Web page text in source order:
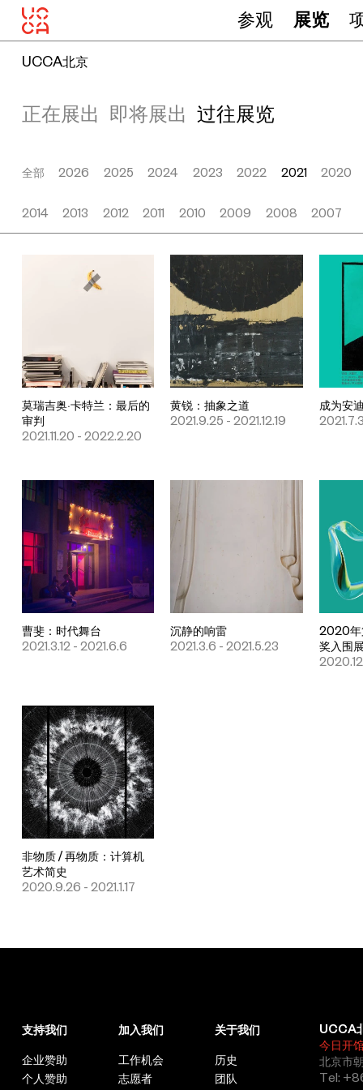
参观 展览
UCCA北京
正在展出 即将展出 过往展览
全部 2026 2025 2024 2023 2022 2021 2020
2014 2013 2012 2011 2010 2009 2008 2007
莫瑞吉奥·卡特兰：最后的
审判
2021.11.20 - 2022.2.20
黄锐：抽象之道
2021.9.25 - 2021.12.19
成为安
曹斐：时代舞台
2021.3.12 - 2021.6.6
沉静的响雷
2021.3.6 - 2021.5.23
2020年
奖入围
非物质 / 再物质：计算机
艺术简史
2020.9.26 - 2021.1.17
支持我们
企业赞助
个人赞助
加入我们
工作机会
志愿者
关于我们
历史
团队
UCCA
今日开
北京市
Tel: